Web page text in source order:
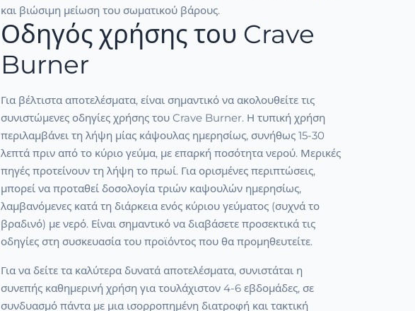
και βιώσιμη μείωση του σωματικού βάρους.
Οδηγός χρήσης του Crave
Burner
Για βέλτιστα αποτελέσματα, είναι σημαντικό να ακολουθείτε τις
συνιστώμενες οδηγίες χρήσης του Crave Burner. Η τυπική χρήση
περιλαμβάνει τη λήψη μίας κάψουλας ημερησίως, συνήθως 15-30
λεπτά πριν από το κύριο γεύμα, με επαρκή ποσότητα νερού. Μερικές
πηγές προτείνουν τη λήψη το πρωί. Για ορισμένες περιπτώσεις,
μπορεί να προταθεί δοσολογία τριών καψουλών ημερησίως,
λαμβανόμενες κατά τη διάρκεια ενός κύριου γεύματος (συχνά το
βραδινό) με νερό. Είναι σημαντικό να διαβάσετε προσεκτικά τις
οδηγίες στη συσκευασία του προϊόντος που θα προμηθευτείτε.
Για να δείτε τα καλύτερα δυνατά αποτελέσματα, συνιστάται η
συνεπής καθημερινή χρήση για τουλάχιστον 4-6 εβδομάδες, σε
συνδυασμό πάντα με μια ισορροπημένη διατροφή και τακτική